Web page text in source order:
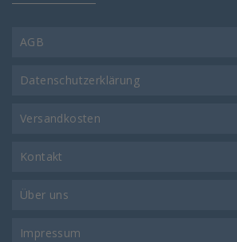
AGB
Datenschutzerklärung
Versandkosten
Kontakt
Über uns
Impressum